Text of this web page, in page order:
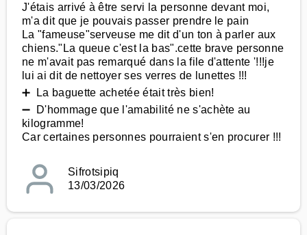
J'étais arrivé à être servi la personne devant moi,
m'a dit que je pouvais passer prendre le pain
La "fameuse"serveuse me dit d'un ton à parler aux
chiens."La queue c'est la bas".cette brave personne
ne m'avait pas remarqué dans la file d'attente '!!!je
lui ai dit de nettoyer ses verres de lunettes !!!
➕ La baguette achetée était très bien!
➖ D'hommage que l'amabilité ne s'achète au
kilogramme!
Car certaines personnes pourraient s'en procurer !!!
Sifrotsipiq
13/03/2026